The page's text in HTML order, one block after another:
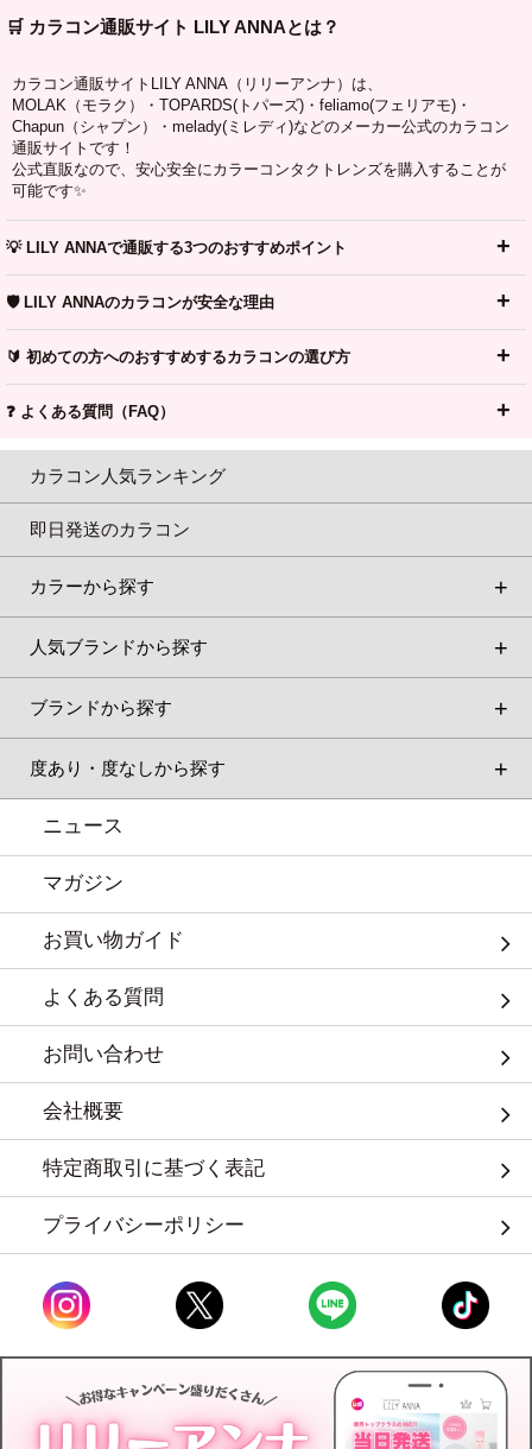
🛒 カラコン通販サイト LILY ANNAとは？
カラコン通販サイトLILY ANNA（リリーアンナ）は、
MOLAK（モラク）・TOPARDS(トパーズ)・feliamo(フェリアモ)・
Chapun（シャプン）・melady(ミレディ)などのメーカー公式のカラコン
通販サイトです！
公式直販なので、安心安全にカラーコンタクトレンズを購入することが
可能です✨
💡 LILY ANNAで通販する3つのおすすめポイント
🛡️ LILY ANNAのカラコンが安全な理由
🔰 初めての方へのおすすめするカラコンの選び方
❓ よくある質問（FAQ）
カラコン人気ランキング
即日発送のカラコン
カラーから探す
人気ブランドから探す
ブランドから探す
度あり・度なしから探す
ニュース
マガジン
お買い物ガイド
よくある質問
お問い合わせ
会社概要
特定商取引に基づく表記
プライバシーポリシー